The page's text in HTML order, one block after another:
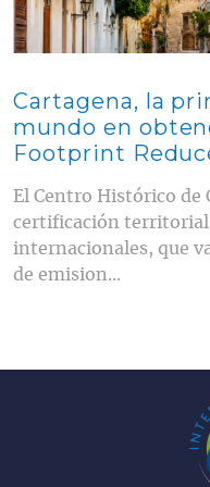
Cartagena, la
mundo en
Footprint
El Centro Histórico de
certificación territorial
internacionales, que
de emision...